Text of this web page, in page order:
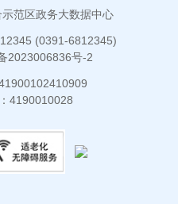
范区政务大数据中心
(0391-6812345)
2023006836号-2
4190010028